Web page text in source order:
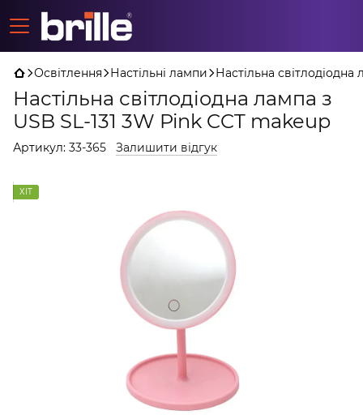
Освітлення Настільні лампи Настільна
Настільна світлодіодна лампа з
USB SL-131 3W Pink CCT makeup
Артикул: 33-365 Залишити відгук
ХІТ